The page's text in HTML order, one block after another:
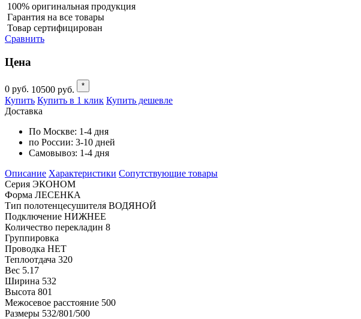
100% оригинальная продукция
Гарантия на все товары
Товар сертифицирован
Сравнить
Цена
0 руб. 10500 руб. *
Купить Купить в 1 клик Купить дешевле
Доставка
По Москве: 1-4 дня
по России: 3-10 дней
Самовывоз: 1-4 дня
Описание Характеристики Cопутствующие товары
Серия ЭКОНОМ
Форма ЛЕСЕНКА
Тип полотенцесушителя ВОДЯНОЙ
Подключение НИЖНЕЕ
Количество перекладин 8
Группировка
Проводка НЕТ
Теплоотдача 320
Вес 5.17
Ширина 532
Высота 801
Межосевое расстояние 500
Размеры 532/801/500